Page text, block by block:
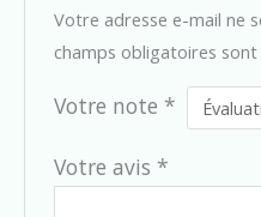
Votre adresse e-mail ne
champs obligatoires
Votre note *
Votre avis *